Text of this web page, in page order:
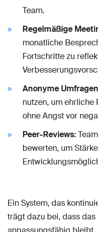
Team.
Regelmäßige
monatliche
Fortschritte zu
Anonyme
nutzen, um ehrliche
ohne Angst vor
Peer-Reviews:
bewerten, um
Ein System, das
trägt dazu bei, dass